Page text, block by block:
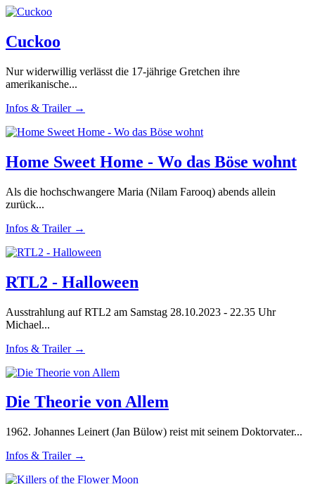
Cuckoo
Nur widerwillig verlässt die 17-jährige Gretchen ihre
amerikanische...
Infos & Trailer →
Home Sweet Home - Wo das Böse wohnt
Als die hochschwangere Maria (Nilam Farooq) abends allein
zurück...
Infos & Trailer →
RTL2 - Halloween
Ausstrahlung auf RTL2 am Samstag 28.10.2023 - 22.35 Uhr
Michael...
Infos & Trailer →
Die Theorie von Allem
1962. Johannes Leinert (Jan Bülow) reist mit seinem Doktorvater...
Infos & Trailer →